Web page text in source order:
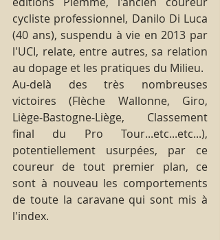
cycliste professionnel, Danilo Di Luca
(40 ans), suspendu à vie en 2013 par
l'UCI, relate, entre autres, sa relation
au dopage et les pratiques du Milieu.
Au-delà des très nombreuses
victoires (Flèche Wallonne, Giro,
Liège-Bastogne-Liège, Classement
final du Pro Tour...etc...etc...),
potentiellement usurpées, par ce
coureur de tout premier plan, ce
sont à nouveau les comportements
de toute la caravane qui sont mis à
l'index.